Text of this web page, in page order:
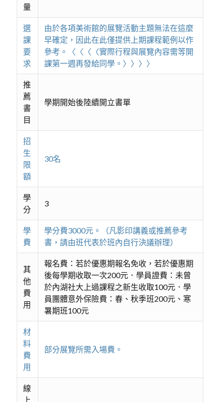
量
選
課
要
求
由於各項美術館的展覽活動主題無法在這麼
早確定，因此在此僅提供上期課程範例以作
參考。〈〈〈〈實際行程與展覽內容需等開
課第一週再發給同學。〉〉〉〉
推
薦
書
目
學期開始後陸續開立書單
招
生
限
額
30名
學
分
3
學
費
學分費3000元。（凡影印講義或推薦參考
書，請由班代表於班內自行決議辦理）
其
他
費
用
報名費：若於優惠期報名免收，若於優惠期
後每學期收取一次200元．學員證費：未曾
於內湖社大上過課程之新生收取100元．學
員團體意外保險費：春、秋季班200元、寒
暑期班100元
材
料
費
用
部分展覽所需入場費。
線
上